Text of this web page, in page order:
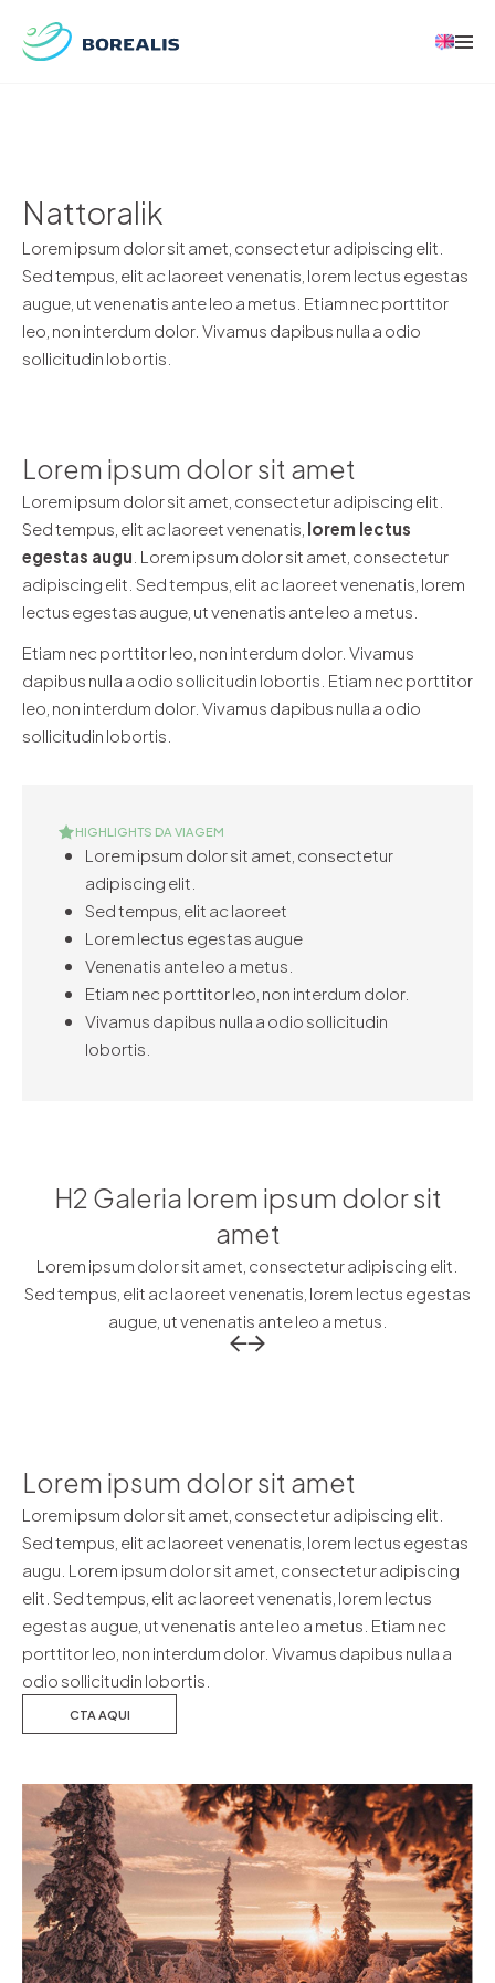
Nattoralik
Lorem ipsum dolor sit amet, consectetur adipiscing elit.
Sed tempus, elit ac laoreet venenatis, lorem lectus egestas
augue, ut venenatis ante leo a metus. Etiam nec porttitor
leo, non interdum dolor. Vivamus dapibus nulla a odio
sollicitudin lobortis.
Lorem ipsum dolor sit amet
Lorem ipsum dolor sit amet, consectetur adipiscing elit.
Sed tempus, elit ac laoreet venenatis, lorem lectus
egestas augu . Lorem ipsum dolor sit amet, consectetur
adipiscing elit. Sed tempus, elit ac laoreet venenatis, lorem
lectus egestas augue, ut venenatis ante leo a metus.
Etiam nec porttitor leo, non interdum dolor. Vivamus
dapibus nulla a odio sollicitudin lobortis. Etiam nec porttitor
leo, non interdum dolor. Vivamus dapibus nulla a odio
sollicitudin lobortis.
HIGHLIGHTS DA VIAGEM
Lorem ipsum dolor sit amet, consectetur
adipiscing elit.
Sed tempus, elit ac laoreet
Lorem lectus egestas augue
Venenatis ante leo a metus.
Etiam nec porttitor leo, non interdum dolor.
Vivamus dapibus nulla a odio sollicitudin
lobortis.
H2 Galeria lorem ipsum dolor sit
amet
Lorem ipsum dolor sit amet, consectetur adipiscing elit.
Sed tempus, elit ac laoreet venenatis, lorem lectus egestas
augue, ut venenatis ante leo a metus.
Return to previous slide
Return to previous slide
Lorem ipsum dolor sit amet
Lorem ipsum dolor sit amet, consectetur adipiscing elit.
Sed tempus, elit ac laoreet venenatis, lorem lectus egestas
augu. Lorem ipsum dolor sit amet, consectetur adipiscing
elit. Sed tempus, elit ac laoreet venenatis, lorem lectus
egestas augue, ut venenatis ante leo a metus. Etiam nec
porttitor leo, non interdum dolor. Vivamus dapibus nulla a
odio sollicitudin lobortis.
CTA AQUI